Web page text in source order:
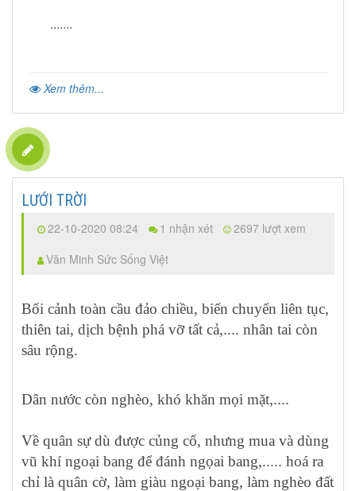
.......
Xem thêm...
LƯỚI TRỜI
22-10-2020 08:24 1 nhận xét
2697 lượt xem
Văn Minh Sức Sống Việt
Bối cảnh toàn cầu đảo chiều, biến chuyển liên tục,
thiên tai, dịch bệnh phá vỡ tất cả,.... nhân tai còn
sâu rộng.
Dân nước còn nghèo, khó khăn mọi mặt,....
Về quân sự dù được củng cố, nhưng mua và dùng
vũ khí ngoại bang để đánh ngọai bang,..... hoá ra
chỉ là quân cờ, làm giàu ngoại bang, làm nghèo đất